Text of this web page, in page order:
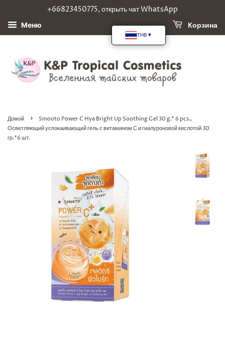
+66823450775, открыть чат WhatsApp
Меню Корзина
Домой ›
Smooto Power C Hya Bright Up Soothing Gel 30 g.* 6 pcs.,
Осветляющий успокаивающий гель с витамином С и гиалуроновой кислотой 30
гр.*6 шт.